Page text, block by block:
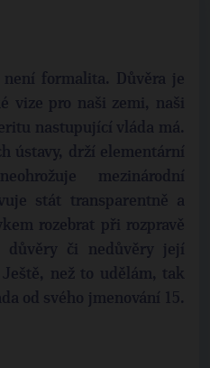
formalita. Důvěra je
vize pro naši zemi, naši
nastupující vláda má.
ústavy, drží elementární
mezinárodní
stát transparentně a
rozebrat při rozpravě
důvěry či nedůvěry její
než to udělám, tak
od svého jmenování 15.